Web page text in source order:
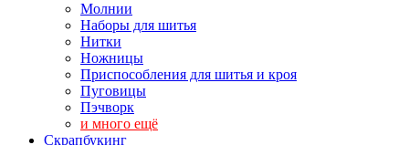
Молнии
Наборы для шитья
Нитки
Ножницы
Приспособления для шитья и кроя
Пуговицы
Пэчворк
и много ещё
Скрапбукинг